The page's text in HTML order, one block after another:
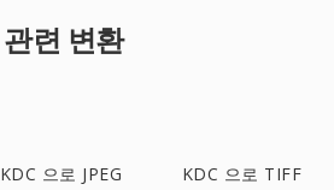
관련 변환
KDC 으로 JPEG KDC 으로 TIFF